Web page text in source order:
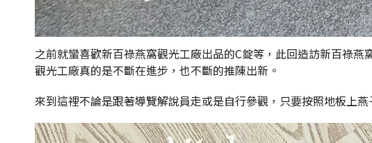
之前就蠻喜歡新百祿燕窩觀光工廠出品的C錠等，此回造訪新百祿
觀光工廠真的是不斷在進步，也不斷的推陳出新。
來到這裡不論是跟著導覽解說員走或是自行參觀，只要按照地板上